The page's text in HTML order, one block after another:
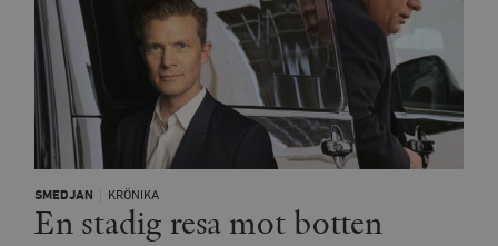
SMEDJAN KRÖNIKA
En stadig resa mot botten